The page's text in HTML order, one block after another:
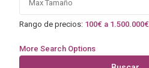
Rango de precios: 100€ a 1.500.000€
More Search Options